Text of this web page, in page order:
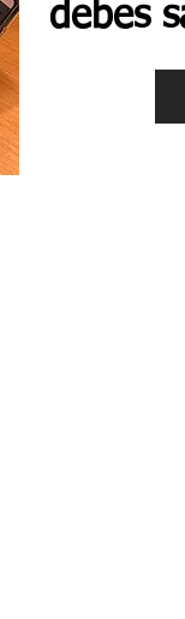
debes